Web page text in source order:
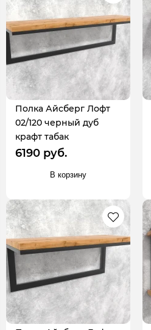
Полка Айсберг Лофт
02/120 черный дуб
крафт табак
6190 руб.
В корзину